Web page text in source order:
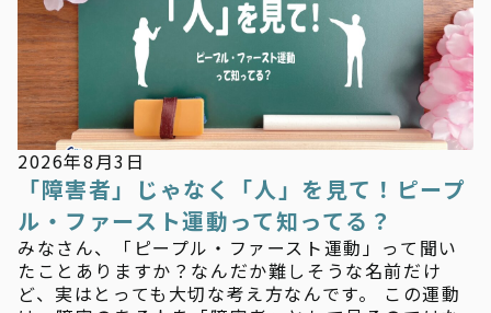
新着情報
2026年8月3日
「障害者」じゃなく「人」を見て！ピープ
ル・ファースト運動って知ってる？
みなさん、「ピープル・ファースト運動」って聞い
たことありますか？なんだか難しそうな名前だけ
ど、実はとっても大切な考え方なんです。 この運動